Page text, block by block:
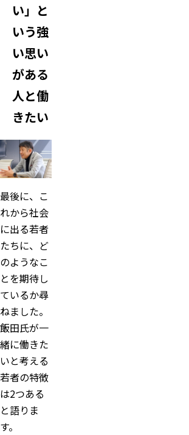
い」と
いう強
い思い
がある
人と働
きたい
最後に、こ
れから社会
に出る若者
たちに、ど
のようなこ
とを期待し
ているか尋
ねました。
飯田氏が一
緒に働きた
いと考える
若者の特徴
は2つある
と語りま
す。